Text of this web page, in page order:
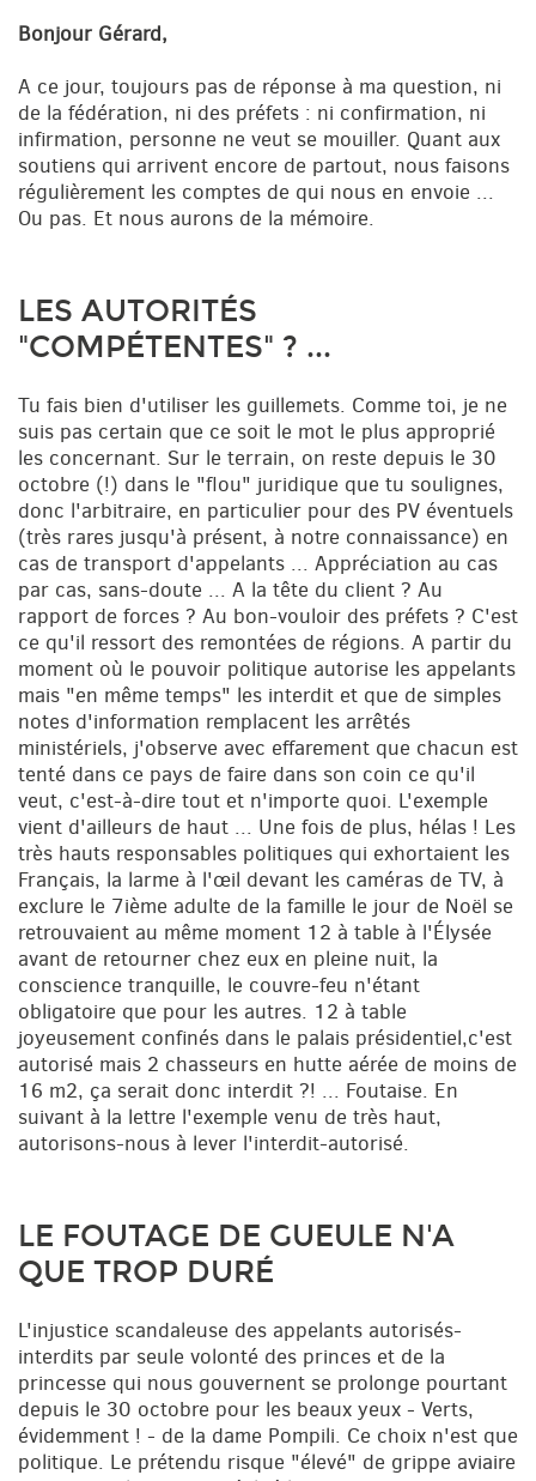
Bonjour Gérard,
A ce jour, toujours pas de réponse à ma question, ni
de la fédération, ni des préfets : ni confirmation, ni
infirmation, personne ne veut se mouiller. Quant aux
soutiens qui arrivent encore de partout, nous faisons
régulièrement les comptes de qui nous en envoie ...
Ou pas. Et nous aurons de la mémoire.
LES AUTORITÉS
"COMPÉTENTES" ? ...
Tu fais bien d'utiliser les guillemets. Comme toi, je ne
suis pas certain que ce soit le mot le plus approprié
les concernant. Sur le terrain, on reste depuis le 30
octobre (!) dans le "flou" juridique que tu soulignes,
donc l'arbitraire, en particulier pour des PV éventuels
(très rares jusqu'à présent, à notre connaissance) en
cas de transport d'appelants ... Appréciation au cas
par cas, sans-doute ... A la tête du client ? Au
rapport de forces ? Au bon-vouloir des préfets ? C'est
ce qu'il ressort des remontées de régions. A partir du
moment où le pouvoir politique autorise les appelants
mais "en même temps" les interdit et que de simples
notes d'information remplacent les arrêtés
ministériels, j'observe avec effarement que chacun est
tenté dans ce pays de faire dans son coin ce qu'il
veut, c'est-à-dire tout et n'importe quoi. L'exemple
vient d'ailleurs de haut ... Une fois de plus, hélas ! Les
très hauts responsables politiques qui exhortaient les
Français, la larme à l'œil devant les caméras de TV, à
exclure le 7ième adulte de la famille le jour de Noël se
retrouvaient au même moment 12 à table à l'Élysée
avant de retourner chez eux en pleine nuit, la
conscience tranquille, le couvre-feu n'étant
obligatoire que pour les autres. 12 à table
joyeusement confinés dans le palais présidentiel,c'est
autorisé mais 2 chasseurs en hutte aérée de moins de
16 m2, ça serait donc interdit ?! ... Foutaise. En
suivant à la lettre l'exemple venu de très haut,
autorisons-nous à lever l'interdit-autorisé.
LE FOUTAGE DE GUEULE N'A
QUE TROP DURÉ
L'injustice scandaleuse des appelants autorisés-
interdits par seule volonté des princes et de la
princesse qui nous gouvernent se prolonge pourtant
depuis le 30 octobre pour les beaux yeux - Verts,
évidemment ! - de la dame Pompili. Ce choix n'est que
politique. Le prétendu risque "élevé" de grippe aviaire